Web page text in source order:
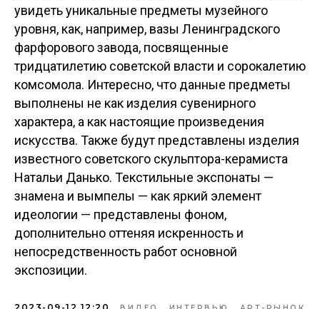
увидеть уникальные предметы музейного
уровня, как, например, вазы Ленинградского
фарфорового завода, посвященные
тридцатилетию советской власти и сорокалетию
комсомола. Интересно, что данные предметы
выполнены не как изделия сувенирного
характера, а как настоящие произведения
искусства. Также будут представлены изделия
известного советского скульптора-керамиста
Натальи Данько. Текстильные экспонаты —
знамена и вымпелы — как яркий элемент
идеологии — представлены фоном,
дополнительно оттеняя искренность и
непосредственность работ основной
экспозиции.
2023-09-12 12:20